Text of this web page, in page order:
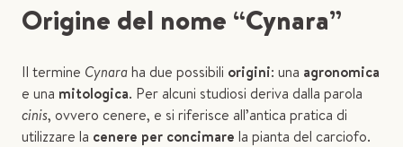
Origine del nome “Cynara”
Il termine Cynaraha due possibili origini: una agronomica
e una mitologica. Per alcuni studiosi deriva dalla parola
cinis, ovvero cenere, e si riferisce all’antica pratica di
utilizzare la cenere per concimare la pianta del carciofo.